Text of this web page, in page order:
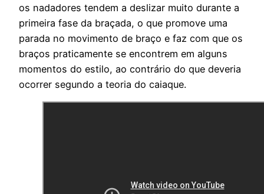
os nadadores tendem a deslizar muito durante a
primeira fase da braçada, o que promove uma
parada no movimento de braço e faz com que os
braços praticamente se encontrem em alguns
momentos do estilo, ao contrário do que deveria
ocorrer segundo a teoria do caiaque.